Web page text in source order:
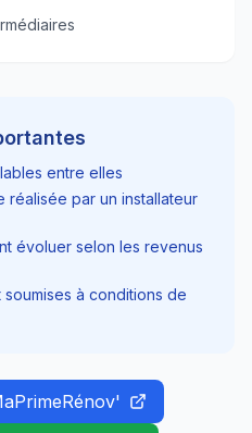
entre elles
réalisée par un installateur
évoluer selon les revenus
soumises à conditions de